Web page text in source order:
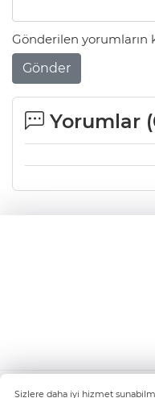
Gönderilen yorumların
Gönder
Yorumlar (
Sizlere daha iyi hizmet